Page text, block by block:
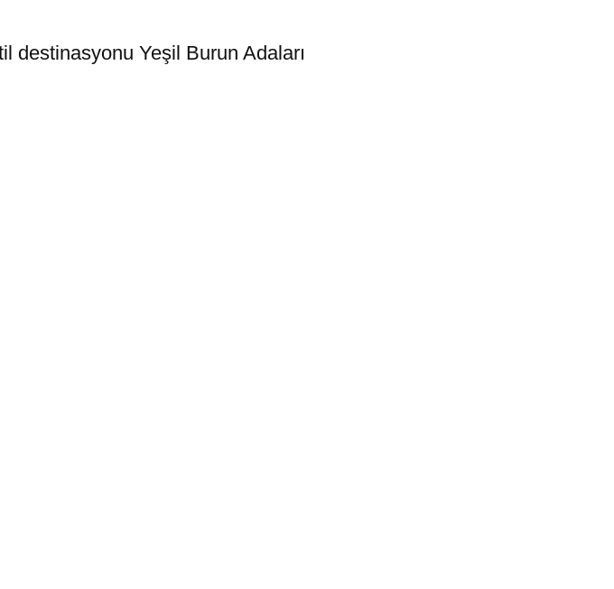
destinasyonu Yeşil Burun Adaları